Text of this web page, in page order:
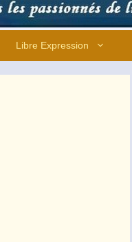
Libre Expression